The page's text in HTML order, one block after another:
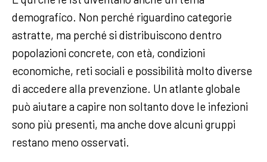
demografico. Non perché riguardino categorie
astratte, ma perché si distribuiscono dentro
popolazioni concrete, con età, condizioni
economiche, reti sociali e possibilità molto diverse
di accedere alla prevenzione. Un atlante globale
può aiutare a capire non soltanto dove le infezioni
sono più presenti, ma anche dove alcuni gruppi
restano meno osservati.